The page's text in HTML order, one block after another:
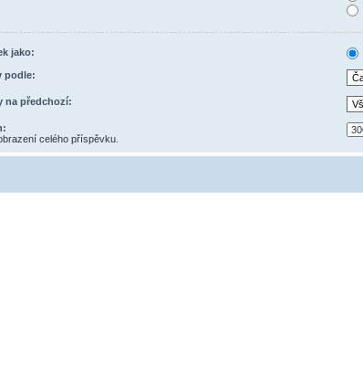
jako:
podle:
na předchozí:
celého příspěvku.